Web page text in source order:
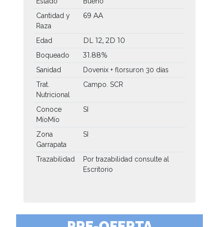
Cantidad y
Raza
69 AA
Edad DL 12, 2D 10
Boqueado 31.88%
Sanidad
Dovenix + florsuron 30 días
Trat.
Nutricional
Campo. SCR
Conoce
MíoMío
SI
Zona
Garrapata
SI
Trazabilidad
Por trazabilidad consulte al
Escritorio